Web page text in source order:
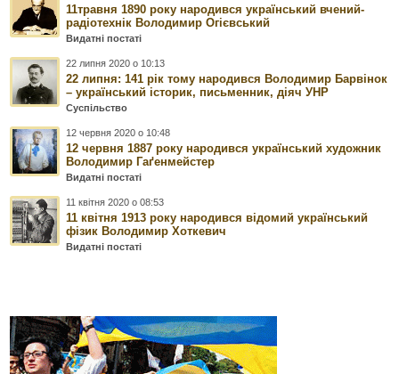
11травня 1890 року народився український вчений-
радіотехнік Володимир Огієвський
Видатні постаті
22 липня 2020 о 10:13
22 липня: 141 рік тому народився Володимир Барвінок
– український історик, письменник, діяч УНР
Суспільство
12 червня 2020 о 10:48
12 червня 1887 року народився український художник
Володимир Гаґенмейстер
Видатні постаті
11 квітня 2020 о 08:53
11 квітня 1913 року народився відомий український
фізик Володимир Хоткевич
Видатні постаті